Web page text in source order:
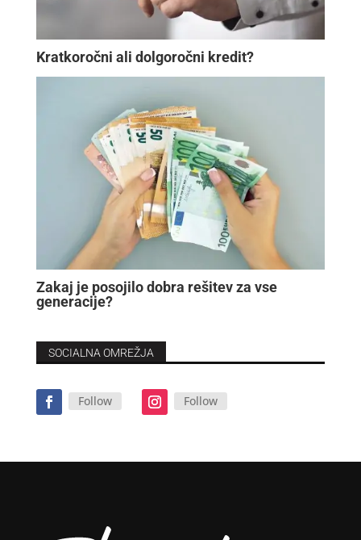
Kratkoročni ali dolgoročni kredit?
Zakaj je posojilo dobra rešitev za vse
generacije?
SOCIALNA OMREŽJA
Follow Follow